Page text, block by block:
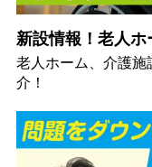
新設情報！老人
老人ホーム、介護施
介！